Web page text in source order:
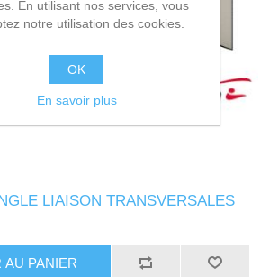
LIAISON TRANSVERSALES
AU PANIER
En utilisant nos services, vous
notre utilisation des cookies.
OK
En savoir plus